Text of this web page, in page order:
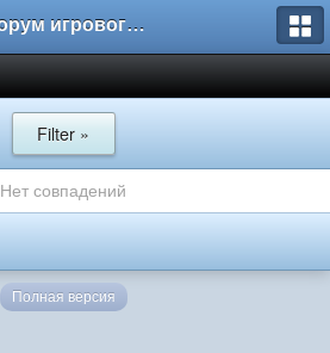
Форум игрового проекта Riverrise
Filter »
Нет совпадений
Полная версия